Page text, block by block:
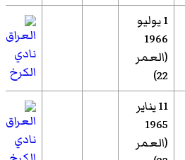
1 يوليو
1966
(العمر
22)
نادي
الكرخ
11 يناير
1965
(العمر
نادي